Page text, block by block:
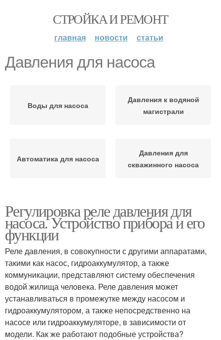
СТРОЙКА И РЕМОНТ
главная новости статьи
Давления для насоса
Воды для насоса
Давления к водяной
магистрали
Автоматика для насоса
Давления для
скважинного насоса
Регулировка реле давления для
насоса. Устройство прибора и его
функции
Реле давления, в совокупности с другими аппаратами,
такими как насос, гидроаккумулятор, а также
коммуникации, представляют систему обеспечения
водой жилища человека. Реле давления может
устанавливаться в промежутке между насосом и
гидроаккумулятором, а также непосредственно на
насосе или гидроаккумуляторе, в зависимости от
модели. Как же работают подобные устройства?